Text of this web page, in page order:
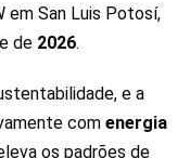
em San Luis Potosí,
de 2026.
e a
com energia
os padrões de